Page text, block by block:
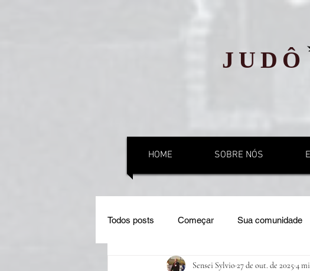
JUDÔ
HOME SOBRE NÓS
Todos posts Começar Sua comunidade
Sensei Sylvio27 de out. de 2025 4